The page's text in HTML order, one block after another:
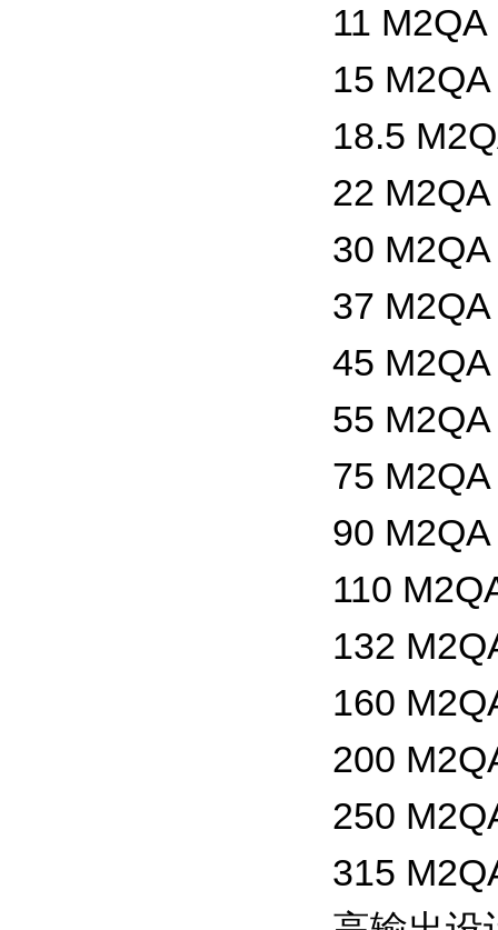
11
15
18.5
22
30
37
45
55
75
90
110
132
160
200
250
315